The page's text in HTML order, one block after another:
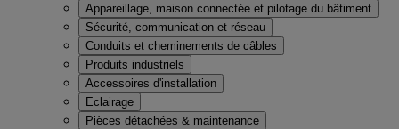
Appareillage, maison connectée et pilotage du bâtiment
Sécurité, communication et réseau
Conduits et cheminements de câbles
Produits industriels
Accessoires d'installation
Eclairage
Pièces détachées & maintenance